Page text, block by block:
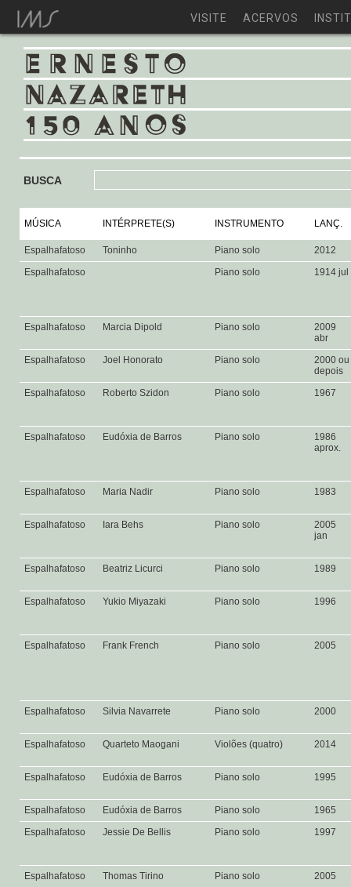
VISITE ACERVOS
BUSCA
MÚSICA INTÉRPRETE(S) INSTRUMENTO LANÇ.
Espalhafatoso Toninho Piano solo
2012
Espalhafatoso
Piano solo 1914 jul
Espalhafatoso Marcia Dipold Piano solo
2009
abr
Espalhafatoso
Joel Honorato Piano solo
2000 ou
depois
Espalhafatoso
Roberto Szidon Piano solo 1967
Espalhafatoso Eudóxia de Barros Piano solo
1986
aprox.
Espalhafatoso Maria Nadir Piano solo 1983
Espalhafatoso Iara Behs Piano solo
2005
jan
Espalhafatoso Beatriz Licurci Piano solo 1989
Espalhafatoso Yukio Miyazaki Piano solo 1996
Espalhafatoso Frank French Piano solo 2005
Espalhafatoso Silvia Navarrete Piano solo 2000
Espalhafatoso Quarteto Maogani Violões (quatro) 2014
Espalhafatoso Eudóxia de Barros Piano solo 1995
Espalhafatoso Eudóxia de Barros Piano solo
1965
Espalhafatoso
Jessie De Bellis Piano solo 1997
Espalhafatoso Thomas Tirino Piano solo 2005